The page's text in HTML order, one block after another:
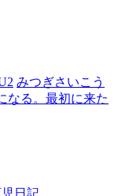
みつぎさいこう
なる。最初に来た